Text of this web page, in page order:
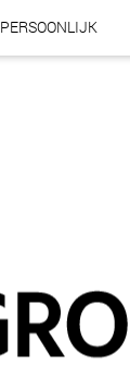
PERSOONLIJK